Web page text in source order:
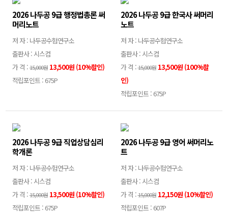
2026 나두공 9급 행정법총론 써
머리노트
저 자 : 나두공수험연구소
출판사 : 시스컴
가 격 :15,000원 13,500원 (10%할인)
적립포인트 : 675P
2026 나두공 9급 한국사 써머리
노트
저 자 : 나두공수험연구소
출판사 : 시스컴
가 격 :15,000원 13,500원 (100%할
인)
적립포인트 : 675P
2026 나두공 9급 직업상담심리
학개론
저 자 : 나두공수험연구소
출판사 : 시스컴
가 격 :15,000원 13,500원 (10%할인)
적립포인트 : 675P
2026 나두공 9급 영어 써머리노
트
저 자 : 나두공수험연구소
출판사 : 시스컴
가 격 :15,000원 12,150원 (10%할인)
적립포인트 : 607P